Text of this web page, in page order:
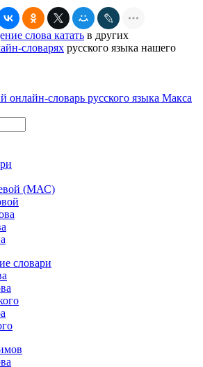
слова катать в других
словарях русского языка нашего
онлайн-словарь русского языка Макса
(МАС)
словари